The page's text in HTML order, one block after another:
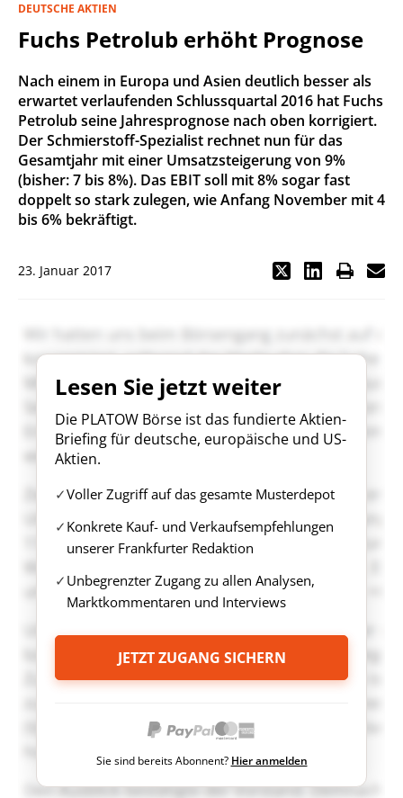
DEUTSCHE AKTIEN
Fuchs Petrolub erhöht Prognose
Nach einem in Europa und Asien deutlich besser als
erwartet verlaufenden Schlussquartal 2016 hat Fuchs
Petrolub seine Jahresprognose nach oben korrigiert.
Der Schmierstoff-Spezialist rechnet nun für das
Gesamtjahr mit einer Umsatzsteigerung von 9%
(bisher: 7 bis 8%). Das EBIT soll mit 8% sogar fast
doppelt so stark zulegen, wie Anfang November mit 4
bis 6% bekräftigt.
23. Januar 2017
Lesen Sie jetzt weiter
Die PLATOW Börse ist das fundierte Aktien-
Briefing für deutsche, europäische und US-
Aktien.
Voller Zugriff auf das gesamte Musterdepot
Konkrete Kauf- und Verkaufsempfehlungen
unserer Frankfurter Redaktion
Unbegrenzter Zugang zu allen Analysen,
Marktkommentaren und Interviews
JETZT ZUGANG SICHERN
Sie sind bereits Abonnent? Hier anmelden